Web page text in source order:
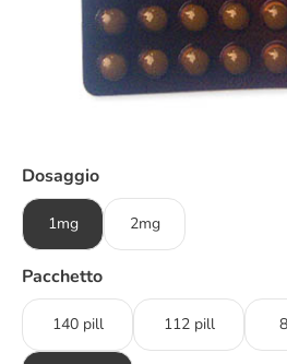
Dosaggio
1mg 2mg
Pacchetto
140 pill 112 pill